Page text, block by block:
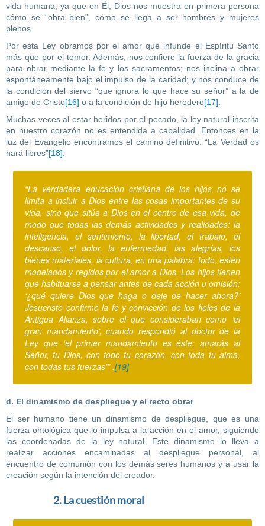
vida humana, ya que en Él, Dios nos muestra en primera persona
cómo se “obra bien”, cómo se llega a ser hombres y mujeres
plenos.
Por esta Ley obramos por el amor que infunde el Espíritu Santo
más que por el temor. Además, nos confiere la fuerza de la gracia
para obrar mediante la fe y los sacramentos; nos inclina a obrar
espontáneamente bajo el impulso de la caridad; y nos conduce de
la condición del siervo “que ignora lo que hace su señor” a la de
amigo de Cristo[16] o a la condición de hijo heredero[17]
Muchas veces al estar heridos por el pecado, la ley natural inscrita
en nuestro corazón no es entendida a cabalidad. Entonces en la
luz del Evangelio encontramos el camino definitivo: “La Verdad os
hará libres”[18]
“La verdadera educación cristiana de los hijos no se
limita a incluir a Dios entre las cosas importantes de su
vida, sino que sitúa a Dios en el centro de esa vida, de
modo que todas las demás actividades y realidades: la
inteligencia, el sentimiento, la libertad, el trabajo, el
descanso, el dolor, la enfermedad, las alegrías, los
bienes materiales, la cultura, en una palabra: todo, estén
modelados y regidos por el amor a Dios. Los hijos tienen
que habituarse a pensar antes de cada acción u omisión:
‘¿qué quiere Dios que haga o deje de hacer ahora?’
Jesucristo confirmó la fe y convicción de los fieles de la
Antigua Alianza, sobre el que consideraban como ‘el
gran mandamiento’, cuando respondió al doctor de la
Ley que ‘el primer mandamiento es éste: amarás al
Señor, tu Dios, con todo tu corazón, con toda tu alma,
con todas tus fuerzas’” .[19]
d. El dinamismo de despliegue y el recto obrar
El ser humano tiene un dinamismo de despliegue, que es una
fuerza ontológica que lo impulsa a la acción en el amor, siguiendo
las coordenadas de la ley natural. Este dinamismo lo lleva a
realizar acciones encaminadas al despliegue personal, al
encuentro de comunión con los demás seres humanos y a usar la
creación según la intención del creador.
2. La cuestión moral